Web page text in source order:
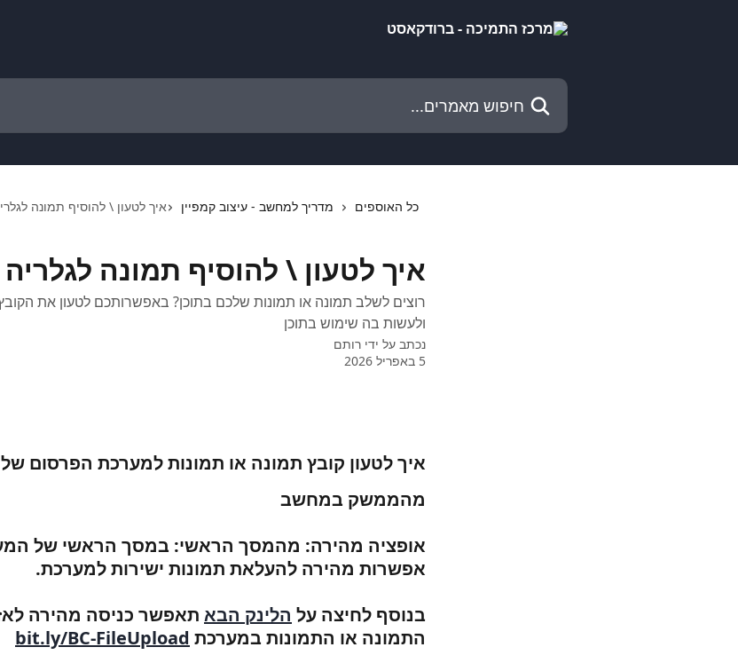
חיפוש מאמרים...
כל האוספים מדריך למחשב - עיצוב קמפיין איך לטעון \ להוסיף תמונה
איך לטעון \ להוסיף תמונה לגלריה
רוצים לשלב תמונה או תמונות שלכם בתוכן? באפשרותכם לטעון את
ולעשות בה שימוש בתוכן
נכתב על ידי רותם
5 באפריל 2026
איך לטעון קובץ תמונה או תמונות למערכת הפרסום
מהממשק במחשב
אופציה מהירה: מהמסך הראשי: במסך הראשי של
אפשרות מהירה להעלאת תמונות ישירות למערכת.
בנוסף לחיצה על הלינק הבא תאפשר כניסה מהירה
התמונה או התמונות במערכת bit.ly/BC-FileUpload